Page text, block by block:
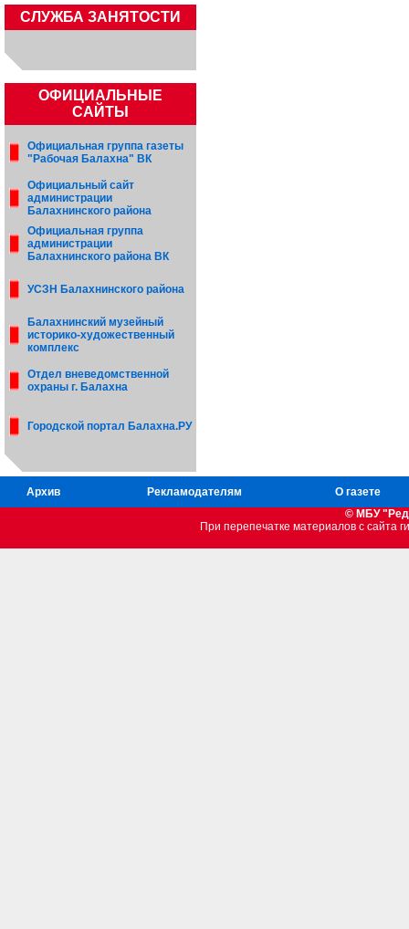
CЛУЖБА ЗАНЯТОСТИ
ОФИЦИАЛЬНЫЕ
САЙТЫ
Официальная группа газеты
"Рабочая Балахна" ВК
Официальный сайт
администрации
Балахнинского района
Официальная группа
администрации
Балахнинского района ВК
УСЗН Балахнинского района
Балахнинский музейный
историко-художественный
комплекс
Отдел вневедомственной
охраны г. Балахна
Городской портал Балахна.РУ
Архив Рекламодателям
О газете
© МБУ
При перепечатке материалов c сайта